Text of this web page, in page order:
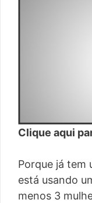
Clique aqui
Porque já tem
está usando
menos 3